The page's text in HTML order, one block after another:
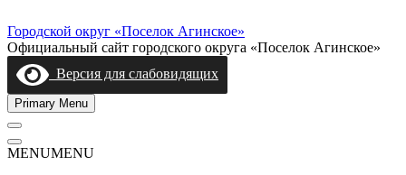
to
content
Городской округ «Поселок Агинское»
Официальный сайт городского округа «Поселок Агинское»
Версия для слабовидящих
Primary Menu
MENUMENU